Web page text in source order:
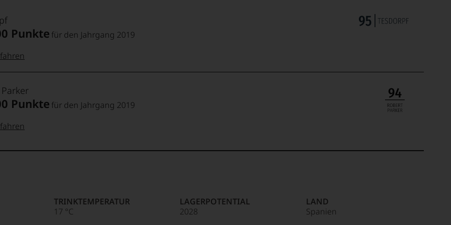
Punkte für den Jahrgang 2019
Punkte für den Jahrgang 2019
TRINKTEMPERATUR
17 °C
LAGERPOTENTIAL
2028
LAND
Spanien